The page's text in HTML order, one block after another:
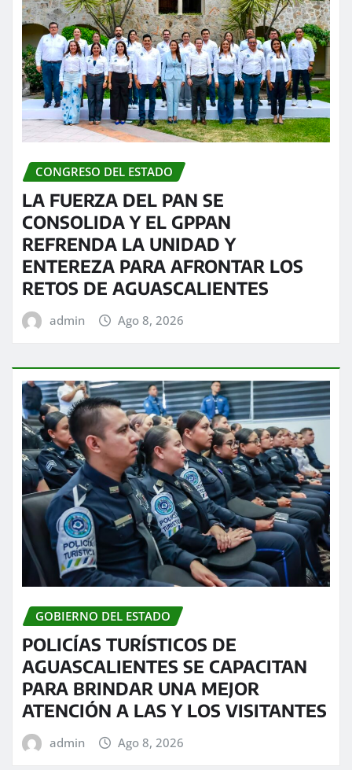
CONGRESO DEL ESTADO
LA FUERZA DEL PAN SE
CONSOLIDA Y EL GPPAN
REFRENDA LA UNIDAD Y
ENTEREZA PARA AFRONTAR LOS
RETOS DE AGUASCALIENTES
admin Ago 8, 2026
GOBIERNO DEL ESTADO
POLICÍAS TURÍSTICOS DE
AGUASCALIENTES SE CAPACITAN
PARA BRINDAR UNA MEJOR
ATENCIÓN A LAS Y LOS VISITANTES
admin Ago 8, 2026